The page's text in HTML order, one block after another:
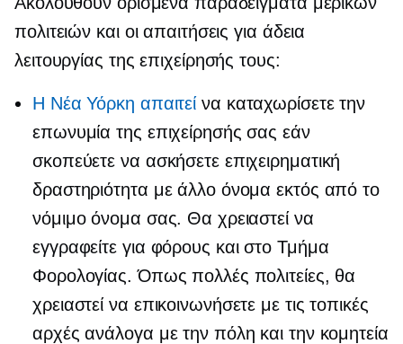
πολιτειών και οι απαιτήσεις για άδεια
λειτουργίας της επιχείρησής τους:
Η Νέα Υόρκη απαιτείνα καταχωρίσετε την
επωνυμία της επιχείρησής σας εάν
σκοπεύετε να ασκήσετε επιχειρηματική
δραστηριότητα με άλλο όνομα εκτός από το
νόμιμο όνομα σας. Θα χρειαστεί να
εγγραφείτε για φόρους και στο Τμήμα
Φορολογίας. Όπως πολλές πολιτείες, θα
χρειαστεί να επικοινωνήσετε με τις τοπικές
αρχές ανάλογα με την πόλη και την κομητεία